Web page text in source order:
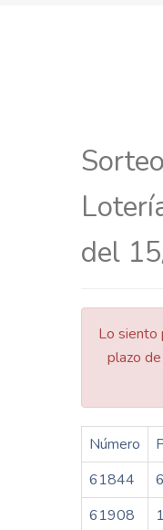
del
Lo siento
plazo
Número
61844
61908